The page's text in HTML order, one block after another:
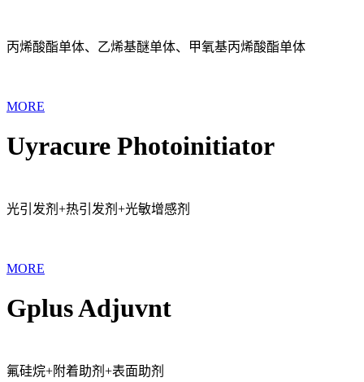
丙烯酸酯单体、乙烯基醚单体、甲氧基丙烯酸酯单体
MORE
Uyracure Photoinitiator
光引发剂+热引发剂+光敏增感剂
MORE
Gplus Adjuvnt
氟硅烷+附着助剂+表面助剂